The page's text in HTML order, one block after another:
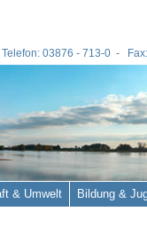
03876 - 713-0 -
& Umwelt Bildung &